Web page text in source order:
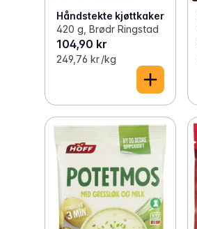
Håndstekte kjøttkaker
420 g, Brødr Ringstad
104,90 kr
249,76 kr /kg